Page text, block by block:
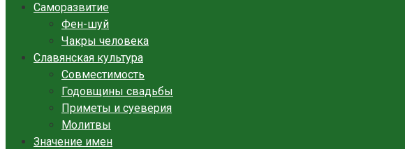
Саморазвитие
Фен-шуй
Чакры человека
Славянская культура
Совместимость
Годовщины свадьбы
Приметы и суеверия
Молитвы
Значение имен